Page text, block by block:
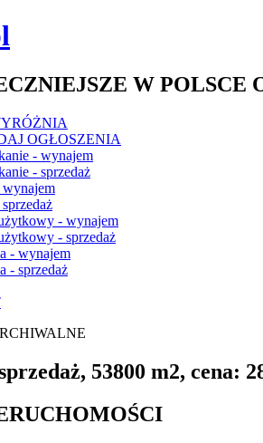
W POLSCE
OGŁOSZENIA
- wynajem
- sprzedaż
- wynajem
- sprzedaż
- wynajem
- sprzedaż
53800 m2, cena: